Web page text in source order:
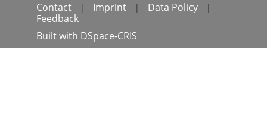
Contact | Imprint | Data Policy |
Feedback
Built with DSpace-CRIS